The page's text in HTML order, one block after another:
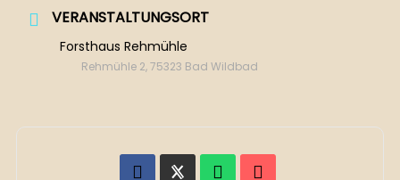
VERANSTALTUNGSORT
Forsthaus Rehmühle
Rehmühle 2, 75323 Bad Wildbad